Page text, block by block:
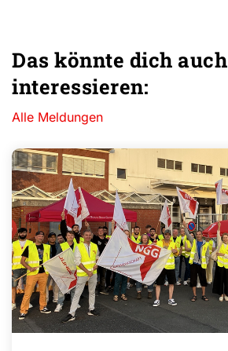
Das könnte dich auch
interessieren:
Alle Meldungen